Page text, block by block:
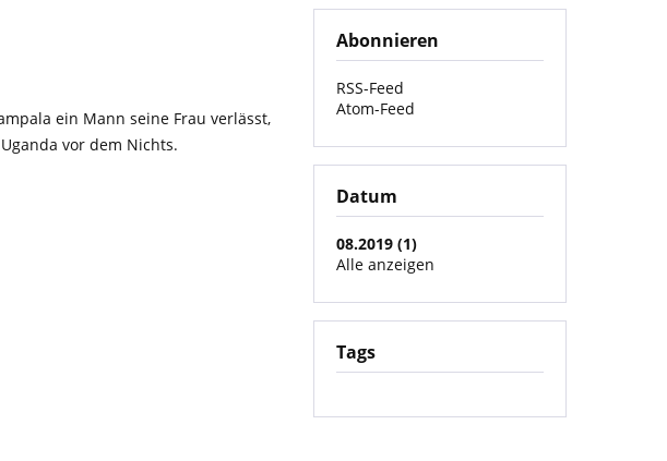
Abonnieren
RSS-Feed
Atom-Feed
Datum
08.2019 (1)
Alle anzeigen
Tags
ein Mann seine Frau verlässt,
vor dem Nichts.